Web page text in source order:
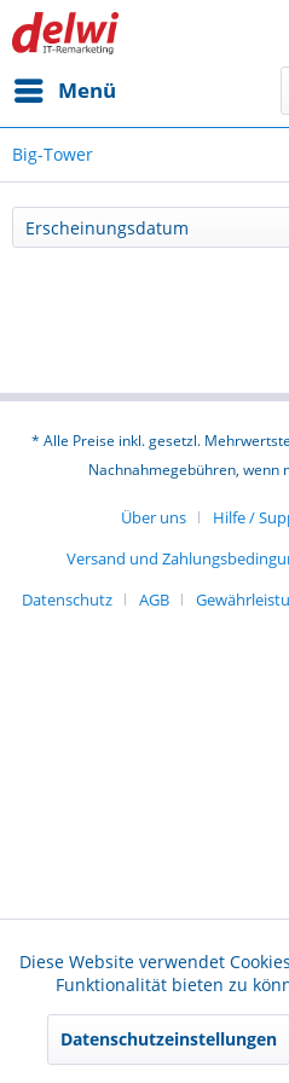
Menü
Big-Tower
* Alle Preise inkl. gesetzl.
Nachnahmegebühren, wenn
Über uns Hilfe /
Versand und
Datenschutz
AGB
Funktionale
Marketing
Diese Website verwendet
Funktionalität bieten zu
Datenschutzeinstellungen